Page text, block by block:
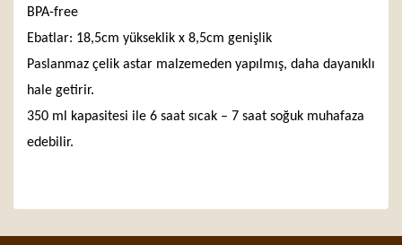
BPA-free
Ebatlar: 18,5cm yükseklik x 8,5cm genişlik
Paslanmaz çelik astar malzemeden yapılmış, daha dayanıklı
hale getirir.
350 ml kapasitesi ile 6 saat sıcak – 7 saat soğuk muhafaza
edebilir.
formunu kullanarak tarafımıza iletebilirsiniz.